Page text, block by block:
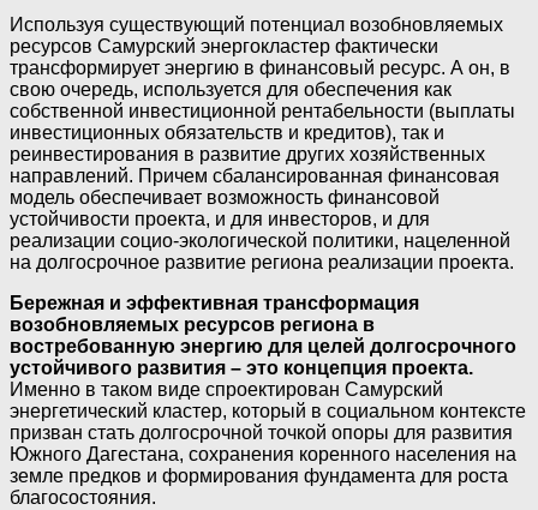
Используя существующий потенциал возобновляемых
ресурсов Самурский энергокластер фактически
трансформирует энергию в финансовый ресурс. А он, в
свою очередь, используется для обеспечения как
собственной инвестиционной рентабельности (выплаты
инвестиционных обязательств и кредитов), так и
реинвестирования в развитие других хозяйственных
направлений. Причем сбалансированная финансовая
модель обеспечивает возможность финансовой
устойчивости проекта, и для инвесторов, и для
реализации социо-экологической политики, нацеленной
на долгосрочное развитие региона реализации проекта.
Бережная и эффективная трансформация
возобновляемых ресурсов региона в
востребованную энергию для целей долгосрочного
устойчивого развития – это концепция проекта.
Именно в таком виде спроектирован Самурский
энергетический кластер, который в социальном контексте
призван стать долгосрочной точкой опоры для развития
Южного Дагестана, сохранения коренного населения на
земле предков и формирования фундамента для роста
благосостояния.